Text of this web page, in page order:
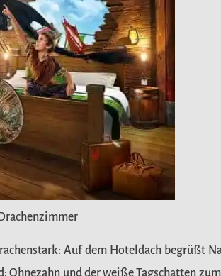
Auf dem Hoteldach begrüßt
und der weiße Tagschatten